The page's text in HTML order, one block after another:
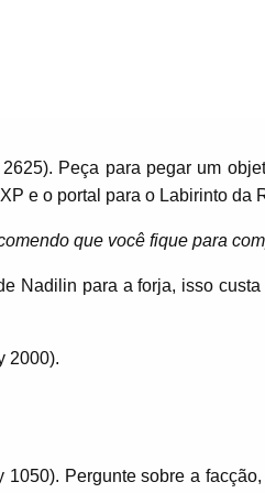
Peça para pegar um
e o portal para o Labirinto da
que você fique para
Nadilin para a forja, isso
2000).
Pergunte sobre a